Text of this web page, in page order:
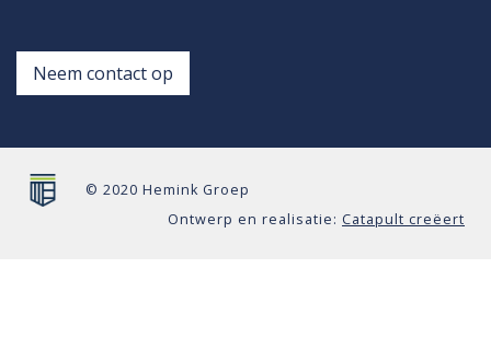
Neem contact op
© 2020 Hemink Groep
Ontwerp en realisatie: Catapult creëert